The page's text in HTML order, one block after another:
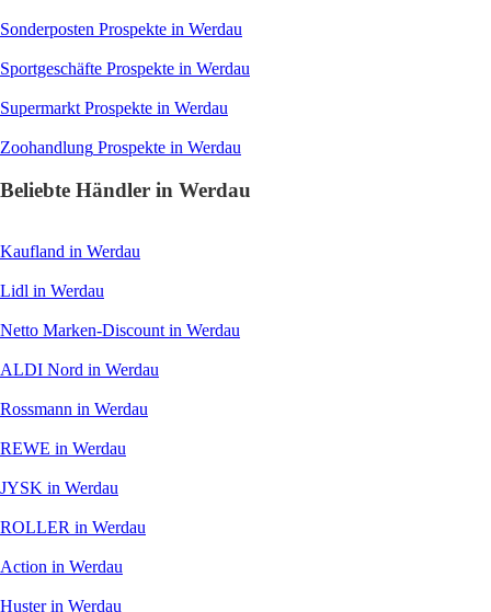
Sonderposten Prospekte in Werdau
Sportgeschäfte Prospekte in Werdau
Supermarkt Prospekte in Werdau
Zoohandlung Prospekte in Werdau
Beliebte Händler in Werdau
Kaufland in Werdau
Lidl in Werdau
Netto Marken-Discount in Werdau
ALDI Nord in Werdau
Rossmann in Werdau
REWE in Werdau
JYSK in Werdau
ROLLER in Werdau
Action in Werdau
Husterin Werdau